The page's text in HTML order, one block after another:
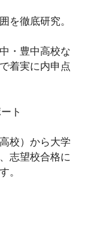
を徹底研究。
・豊中高校な
着実に内申点
ト
校）から大学
志望校合格に
。